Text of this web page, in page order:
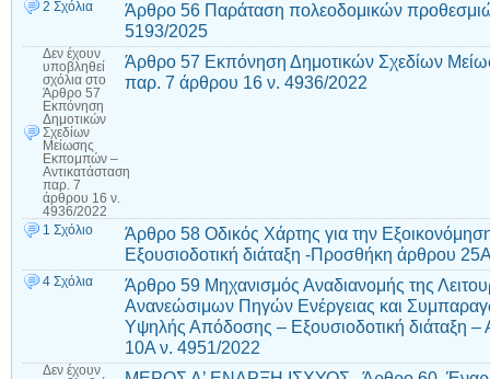
2 Σχόλια
Άρθρο 56 Παράταση πολεοδομικών
5193/2025
Δεν έχουν
υποβληθεί
σχόλια στο
Άρθρο 57
Εκπόνηση
Δημοτικών
Σχεδίων
Μείωσης
Εκπομπών –
Αντικατάσταση
παρ. 7
άρθρου 16 ν.
4936/2022
Άρθρο 57 Εκπόνηση Δημοτικών Σχεδίων
παρ. 7 άρθρου 16 ν. 4936/2022
1 Σχόλιο
Άρθρο 58 Οδικός Χάρτης για την
Εξουσιοδοτική διάταξη -Προσθήκη άρθρου
4 Σχόλια
Άρθρο 59 Μηχανισμός Αναδιανομής της
Ανανεώσιμων Πηγών Ενέργειας και
Υψηλής Απόδοσης – Εξουσιοδοτική διάταξη
10Α ν. 4951/2022
Δεν έχουν